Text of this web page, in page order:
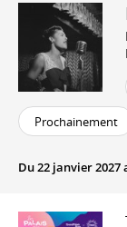
Prochainement
Du 22 janvier 2027